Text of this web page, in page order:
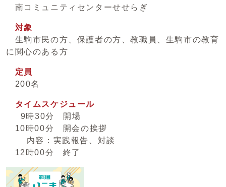
南コミュニティセンターせせらぎ
対象
生駒市民の方、保護者の方、教職員、生駒市の教育
に関心のある方
定員
200名
タイムスケジュール
9時30分 開場
10時00分 開会の挨拶
内容：実践報告、対談
12時00分 終了